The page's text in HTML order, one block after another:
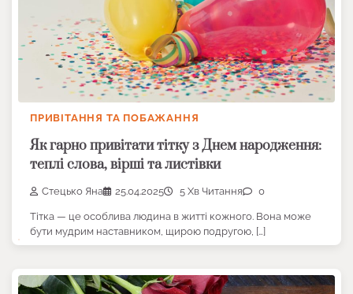
ПРИВІТАННЯ ТА ПОБАЖАННЯ
Як гарно привітати тітку з Днем народження:
теплі слова, вірші та листівки
Стецько Яна 25.04.2025 5 Хв Читання 0
Тітка — це особлива людина в житті кожного. Вона може
бути мудрим наставником, щирою подругою, […]